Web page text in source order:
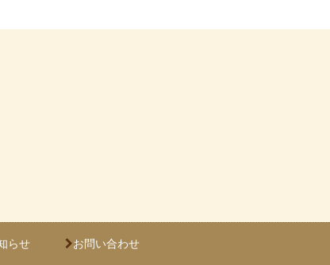
らせ お問い合わせ